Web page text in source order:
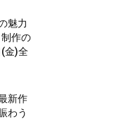
魅力
作の
金)全
新作
わう